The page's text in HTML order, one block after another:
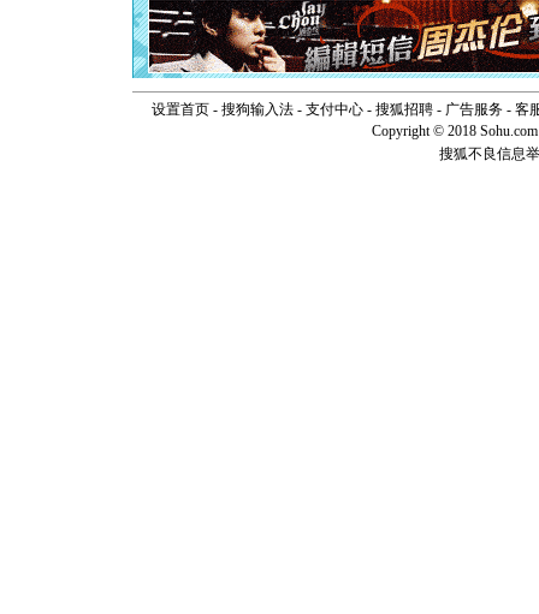
送你一棵
设置首页- 搜狗输入法- 支付中心- 搜狐招聘- 广告服务- 客
Copyright © 2018
搜狐不良信息